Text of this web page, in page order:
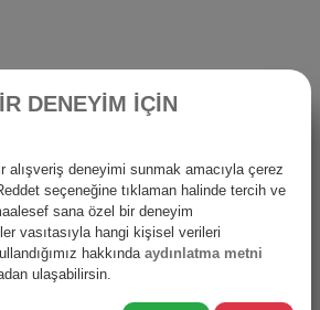
DENEYİM İÇİN
alışveriş deneyimi sunmak amacıyla çerez
seçeneğine tıklaman halinde tercih ve
sana özel bir deneyim
vasıtasıyla hangi kişisel verileri
hakkında aydınlatma metni
ulaşabilirsin.